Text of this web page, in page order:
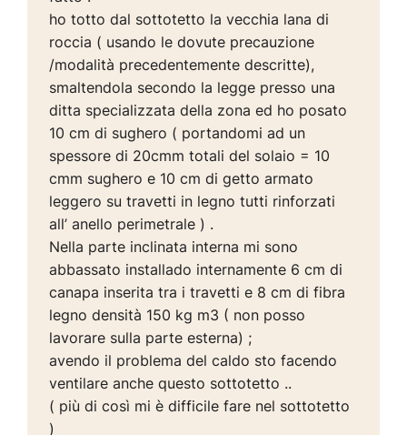
ho totto dal sottotetto la vecchia lana di
roccia ( usando le dovute precauzione
/modalità precedentemente descritte),
smaltendola secondo la legge presso una
ditta specializzata della zona ed ho posato
10 cm di sughero ( portandomi ad un
spessore di 20cmm totali del solaio = 10
cmm sughero e 10 cm di getto armato
leggero su travetti in legno tutti rinforzati
all’ anello perimetrale ) .
Nella parte inclinata interna mi sono
abbassato installado internamente 6 cm di
canapa inserita tra i travetti e 8 cm di fibra
legno densità 150 kg m3 ( non posso
lavorare sulla parte esterna) ;
avendo il problema del caldo sto facendo
ventilare anche questo sottotetto ..
( più di così mi è difficile fare nel sottotetto
)